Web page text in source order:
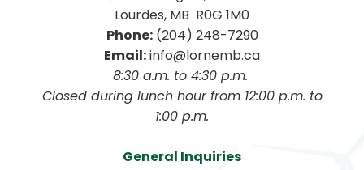
Lourdes, MB  R0G 1M0
Phone: (204) 248-7290
Email: info@lornemb.ca
8:30 a.m. to 4:30 p.m.
1:00 p.m.
General Inquiries